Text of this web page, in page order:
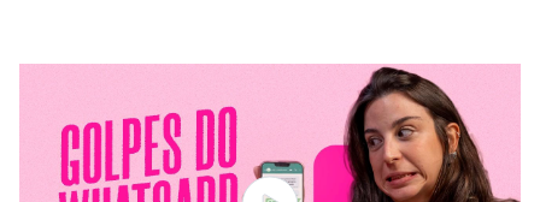
Troquei de um celular Android para um iPhone (ou
vice-versa). Posso restaurar meu backup?
Quanto tempo leva para restaurar as mensagens?